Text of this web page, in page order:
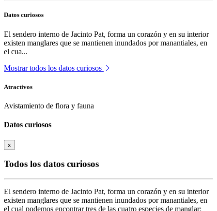
Datos curiosos
El sendero interno de Jacinto Pat, forma un corazón y en su interior
existen manglares que se mantienen inundados por manantiales, en
el cua...
Mostrar todos los datos curiosos
Atractivos
Avistamiento de flora y fauna
Datos curiosos
x
Todos los datos curiosos
El sendero interno de Jacinto Pat, forma un corazón y en su interior
existen manglares que se mantienen inundados por manantiales, en
el cual podemos encontrar tres de las cuatro especies de manglar;